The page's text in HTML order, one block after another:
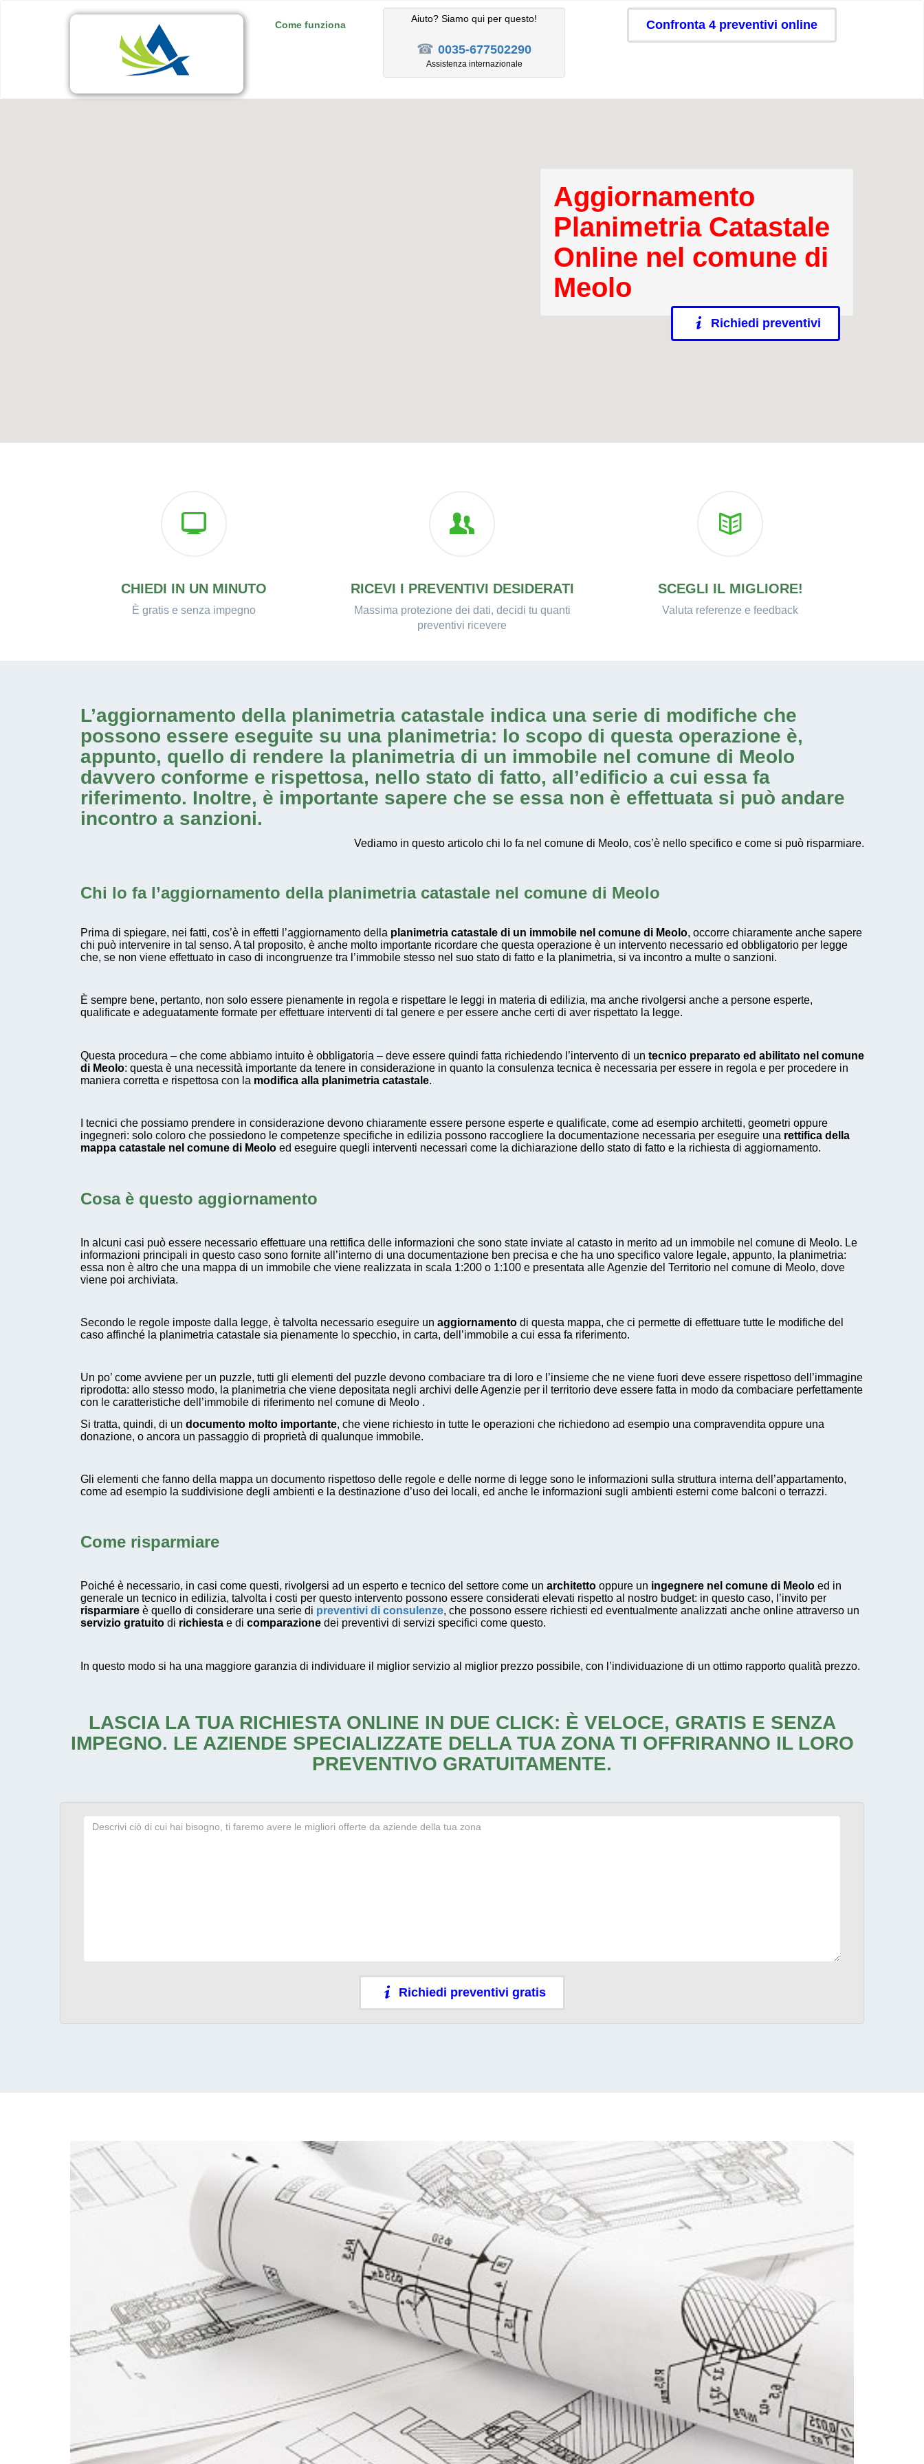
Come funziona
Aiuto? Siamo qui per questo!
☎ 0035-677502290
Assistenza internazionale
Confronta 4 preventivi online
Aggiornamento
Planimetria Catastale
Online nel comune di
Meolo
Richiedi preventivi
CHIEDI IN UN MINUTO
È gratis e senza impegno
RICEVI I PREVENTIVI DESIDERATI
Massima protezione dei dati, decidi tu quanti
preventivi ricevere
SCEGLI IL MIGLIORE!
Valuta referenze e feedback
L’aggiornamento della planimetria catastale indica una serie di modifiche che
possono essere eseguite su una planimetria: lo scopo di questa operazione è,
appunto, quello di rendere la planimetria di un immobile nel comune di Meolo
davvero conforme e rispettosa, nello stato di fatto, all’edificio a cui essa fa
riferimento. Inoltre, è importante sapere che se essa non è effettuata si può andare
incontro a sanzioni.
Vediamo in questo articolo chi lo fa nel comune di Meolo, cos’è nello specifico e come si può risparmiare.
Chi lo fa l’aggiornamento della planimetria catastale nel comune di Meolo
Prima di spiegare, nei fatti, cos’è in effetti l’aggiornamento della planimetria catastale di un immobile nel comune di Meolo, occorre chiaramente anche sapere
chi può intervenire in tal senso. A tal proposito, è anche molto importante ricordare che questa operazione è un intervento necessario ed obbligatorio per legge
che, se non viene effettuato in caso di incongruenze tra l’immobile stesso nel suo stato di fatto e la planimetria, si va incontro a multe o sanzioni.
È sempre bene, pertanto, non solo essere pienamente in regola e rispettare le leggi in materia di edilizia, ma anche rivolgersi anche a persone esperte,
qualificate e adeguatamente formate per effettuare interventi di tal genere e per essere anche certi di aver rispettato la legge.
Questa procedura – che come abbiamo intuito è obbligatoria – deve essere quindi fatta richiedendo l’intervento di un tecnico preparato ed abilitato nel comune
di Meolo: questa è una necessità importante da tenere in considerazione in quanto la consulenza tecnica è necessaria per essere in regola e per procedere in
maniera corretta e rispettosa con la modifica alla planimetria catastale.
I tecnici che possiamo prendere in considerazione devono chiaramente essere persone esperte e qualificate, come ad esempio architetti, geometri oppure
ingegneri: solo coloro che possiedono le competenze specifiche in edilizia possono raccogliere la documentazione necessaria per eseguire una rettifica della
mappa catastale nel comune di Meolo ed eseguire quegli interventi necessari come la dichiarazione dello stato di fatto e la richiesta di aggiornamento.
Cosa è questo aggiornamento
In alcuni casi può essere necessario effettuare una rettifica delle informazioni che sono state inviate al catasto in merito ad un immobile nel comune di Meolo. Le
informazioni principali in questo caso sono fornite all’interno di una documentazione ben precisa e che ha uno specifico valore legale, appunto, la planimetria:
essa non è altro che una mappa di un immobile che viene realizzata in scala 1:200 o 1:100 e presentata alle Agenzie del Territorio nel comune di Meolo, dove
viene poi archiviata.
Secondo le regole imposte dalla legge, è talvolta necessario eseguire un aggiornamento di questa mappa, che ci permette di effettuare tutte le modifiche del
caso affinché la planimetria catastale sia pienamente lo specchio, in carta, dell’immobile a cui essa fa riferimento.
Un po’ come avviene per un puzzle, tutti gli elementi del puzzle devono combaciare tra di loro e l’insieme che ne viene fuori deve essere rispettoso dell’immagine
riprodotta: allo stesso modo, la planimetria che viene depositata negli archivi delle Agenzie per il territorio deve essere fatta in modo da combaciare perfettamente
con le caratteristiche dell’immobile di riferimento nel comune di Meolo .
Si tratta, quindi, di un documento molto importante, che viene richiesto in tutte le operazioni che richiedono ad esempio una compravendita oppure una
donazione, o ancora un passaggio di proprietà di qualunque immobile.
Gli elementi che fanno della mappa un documento rispettoso delle regole e delle norme di legge sono le informazioni sulla struttura interna dell’appartamento,
come ad esempio la suddivisione degli ambienti e la destinazione d’uso dei locali, ed anche le informazioni sugli ambienti esterni come balconi o terrazzi.
Come risparmiare
Poiché è necessario, in casi come questi, rivolgersi ad un esperto e tecnico del settore come un architetto oppure un ingegnere nel comune di Meolo ed in
generale un tecnico in edilizia, talvolta i costi per questo intervento possono essere considerati elevati rispetto al nostro budget: in questo caso, l’invito per
risparmiare è quello di considerare una serie di preventivi di consulenze, che possono essere richiesti ed eventualmente analizzati anche online attraverso un
servizio gratuito di richiesta e di comparazione dei preventivi di servizi specifici come questo.
In questo modo si ha una maggiore garanzia di individuare il miglior servizio al miglior prezzo possibile, con l’individuazione di un ottimo rapporto qualità prezzo.
LASCIA LA TUA RICHIESTA ONLINE IN DUE CLICK: È VELOCE, GRATIS E SENZA
IMPEGNO. LE AZIENDE SPECIALIZZATE DELLA TUA ZONA TI OFFRIRANNO IL LORO
PREVENTIVO GRATUITAMENTE.
Richiedi preventivi gratis